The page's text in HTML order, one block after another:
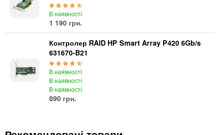
В наявності
1 190 грн.
Контролер RAID HP Smart Array P420 6Gb/s
631670-B21
В наявності
В наявності
В наявності
890 грн.